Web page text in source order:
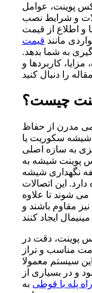
پوینت، عوامل
و شرایط نصب
و اطلاع از قیمت
مانند قیمت
به شما بدهد.
کاربردها و
چیست؟
مدرن از حفاظ
سکوریت یا
به سازه اصلی
پوینت شیشه به
نگهداری شیشه
این اتصالات
شوند تا علاوه
مقاوم باشند و
پوینت، دقت در
مناسب و تراز
سیستم معمولا
و در بسیاری از
پله با قوطی به